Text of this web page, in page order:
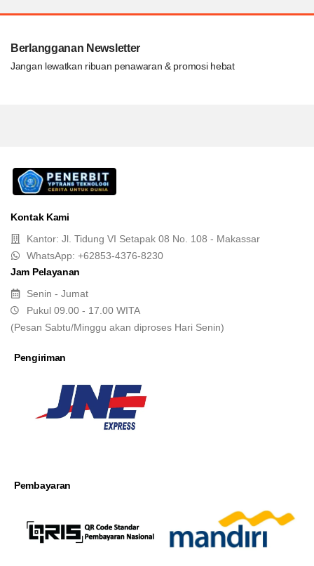
Berlangganan Newsletter
Jangan lewatkan ribuan penawaran & promosi hebat
Kontak Kami
Kantor: Jl. Tidung VI Setapak 08 No. 108 - Makassar
WhatsApp: +62853-4376-8230
Jam Pelayanan
Senin - Jumat
Pukul 09.00 - 17.00 WITA
(Pesan Sabtu/Minggu akan diproses Hari Senin)
Pengiriman
Pembayaran